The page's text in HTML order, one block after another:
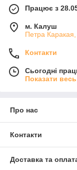
Працює з
м. Калуш
Петра
Контакти
Сьогодні
Показати
Про нас
Контакти
Доставка та